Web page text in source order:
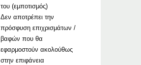
του (εμποτισμός)
Δεν αποτρέπει την
πρόσφυση επιχρισμάτων /
βαφών που θα
εφαρμοστούν ακολούθως
στην επιφάνεια